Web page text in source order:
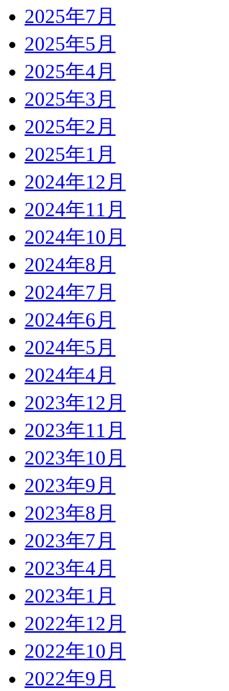
2025年7月
2025年5月
2025年4月
2025年3月
2025年2月
2025年1月
2024年12月
2024年11月
2024年10月
2024年8月
2024年7月
2024年6月
2024年5月
2024年4月
2023年12月
2023年11月
2023年10月
2023年9月
2023年8月
2023年7月
2023年4月
2023年1月
2022年12月
2022年10月
2022年9月